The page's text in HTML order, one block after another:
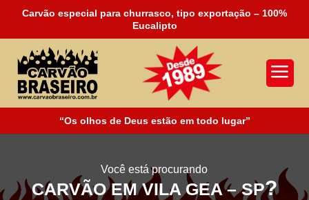
Carvão especial para churrasco, tipo exportação – 100%
Eucalipto
a
“Os olhos de Deus estão em todo lugar”
Você está procurando
CARVÃO EM VILA GEA – SP?